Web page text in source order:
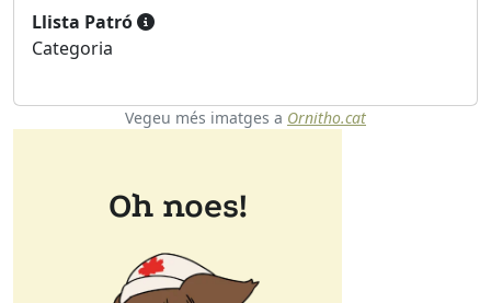
Llista Patró
Categoria
Vegeu més imatges a Ornitho.cat